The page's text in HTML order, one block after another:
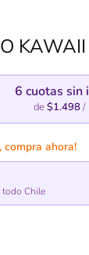
6 cuotas sin
de$1.498/
compra ahora!
todo Chile